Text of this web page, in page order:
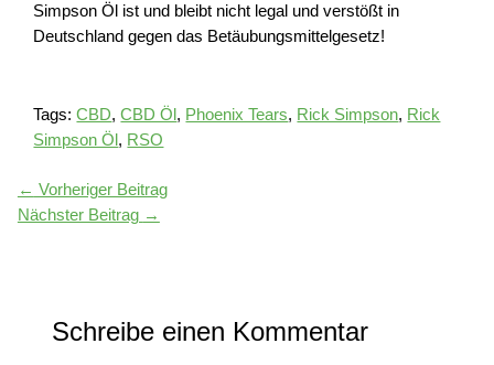
Simpson Öl ist und bleibt nicht legal und verstößt in
Deutschland gegen das Betäubungsmittelgesetz!
Tags:CBD,CBD Öl , Phoenix Tears, Rick Simpson, Rick
Simpson Öl , RSO
← Vorheriger Beitrag
Nächster Beitrag →
Schreibe einen Kommentar